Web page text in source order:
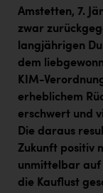
Immotech
INTERSPAR
INTERSPORT
Jesolo
Jane Goodall
Kärcher
Karin Liedl
Amstetten, 7.
zwar
langjährigen
dem
KIM-
erheblichem
erschwert und
Die daraus
Zukunft positiv
unmittelbar auf
die Kauflust